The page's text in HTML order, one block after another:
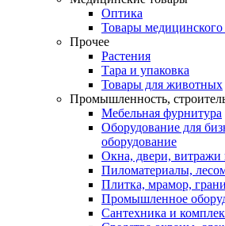
Оптика
Товары медицинского
Прочее
Растения
Тара и упаковка
Товары для животных
Промышленность,
Мебельная фурнитура
Оборудование для
оборудование
Окна, двери,
Пиломатериалы,
Плитка, мрамор,
Промышленное
Сантехника и